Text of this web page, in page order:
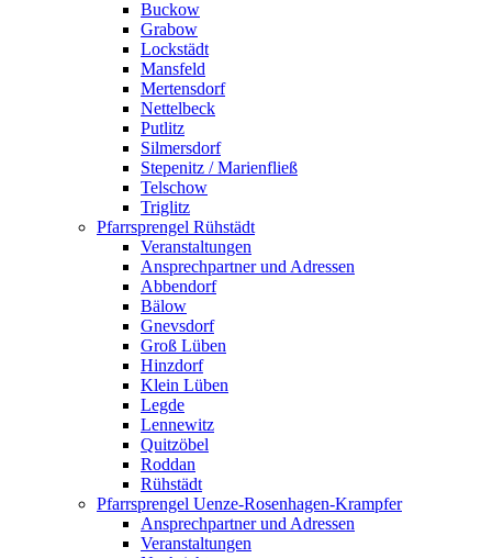
Buckow
Grabow
Lockstädt
Mansfeld
Mertensdorf
Nettelbeck
Putlitz
Silmersdorf
Stepenitz / Marienfließ
Telschow
Triglitz
Pfarrsprengel Rühstädt
Veranstaltungen
Ansprechpartner und Adressen
Abbendorf
Bälow
Gnevsdorf
Groß Lüben
Hinzdorf
Klein Lüben
Legde
Lennewitz
Quitzöbel
Roddan
Rühstädt
Pfarrsprengel Uenze-Rosenhagen-Krampfer
Ansprechpartner und Adressen
Veranstaltungen